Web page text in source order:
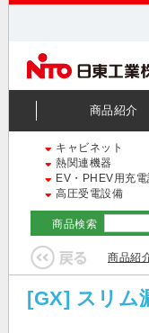
商品紹介
キャビネット
熱関連機器
EV・PHEV用充
高圧受電設備
商品検索
商品紹
[GX] スリム